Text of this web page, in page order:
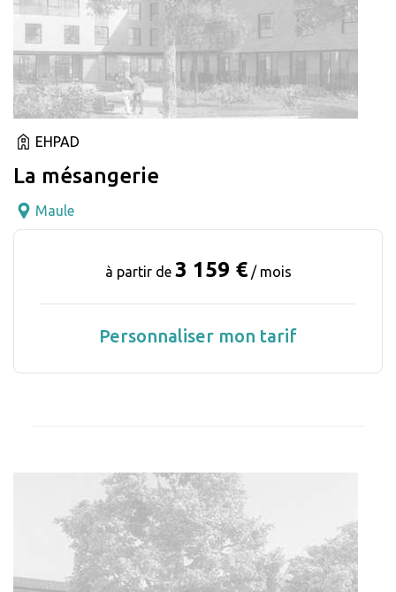
EHPAD
La mésangerie
Maule
à partir de 3 159 € / mois
Personnaliser mon tarif